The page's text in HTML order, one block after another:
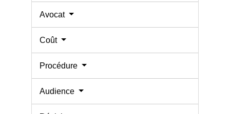
Avocat
Coût
Procédure
Audience